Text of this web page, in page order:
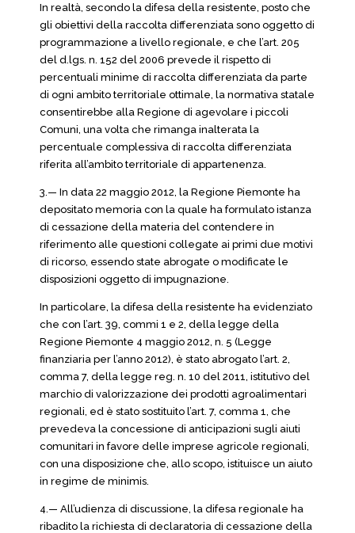
In realtà, secondo la difesa della resistente, posto che
gli obiettivi della raccolta differenziata sono oggetto di
programmazione a livello regionale, e che l’art. 205
del d.lgs. n. 152 del 2006 prevede il rispetto di
percentuali minime di raccolta differenziata da parte
di ogni ambito territoriale ottimale, la normativa statale
consentirebbe alla Regione di agevolare i piccoli
Comuni, una volta che rimanga inalterata la
percentuale complessiva di raccolta differenziata
riferita all’ambito territoriale di appartenenza.
3.— In data 22 maggio 2012, la Regione Piemonte ha
depositato memoria con la quale ha formulato istanza
di cessazione della materia del contendere in
riferimento alle questioni collegate ai primi due motivi
di ricorso, essendo state abrogate o modificate le
disposizioni oggetto di impugnazione.
In particolare, la difesa della resistente ha evidenziato
che con l’art. 39, commi 1 e 2, della legge della
Regione Piemonte 4 maggio 2012, n. 5 (Legge
finanziaria per l’anno 2012), è stato abrogato l’art. 2,
comma 7, della legge reg. n. 10 del 2011, istitutivo del
marchio di valorizzazione dei prodotti agroalimentari
regionali, ed è stato sostituito l’art. 7, comma 1, che
prevedeva la concessione di anticipazioni sugli aiuti
comunitari in favore delle imprese agricole regionali,
con una disposizione che, allo scopo, istituisce un aiuto
in regime de minimis.
4.— All’udienza di discussione, la difesa regionale ha
ribadito la richiesta di declaratoria di cessazione della